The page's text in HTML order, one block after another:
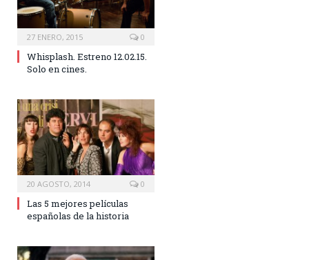
27 ENERO, 2015 0
Whisplash. Estreno 12.02.15.
Solo en cines.
20 AGOSTO, 2014 0
Las 5 mejores películas
españolas de la historia